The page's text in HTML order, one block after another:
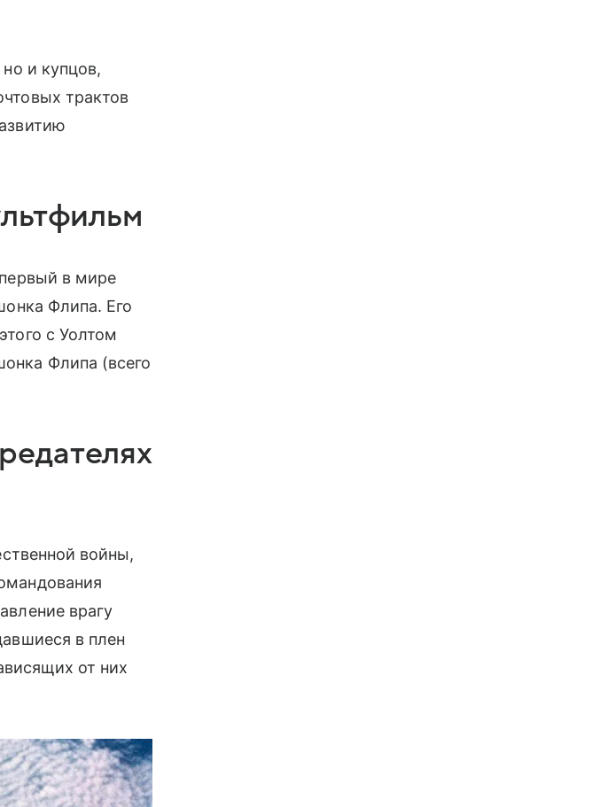
и купцов,
трактов
в мире
Флипа. Его
с Уолтом
Флипа (всего
войны,
врагу
в плен
от них